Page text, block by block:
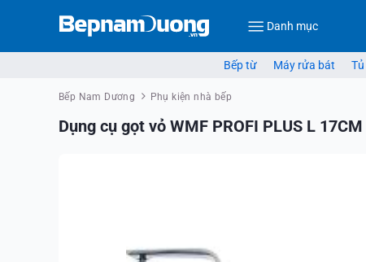
Danh mục
Bếp từ Máy rửa bát
Bếp Nam Dương Phụ kiện nhà bếp
Dụng cụ gọt vỏ WMF PROFI PLUS L